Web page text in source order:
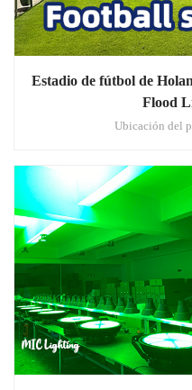
Estadio de fútbol de
Flood
Ubicación del